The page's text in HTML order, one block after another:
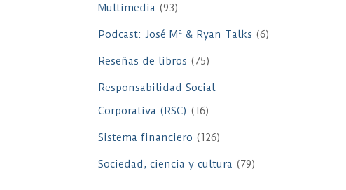
Multimedia (93)
Podcast: José Mª & Ryan Talks (6)
Reseñas de libros (75)
Responsabilidad Social
Corporativa (RSC) (16)
Sistema financiero (126)
Sociedad, ciencia y cultura (79)